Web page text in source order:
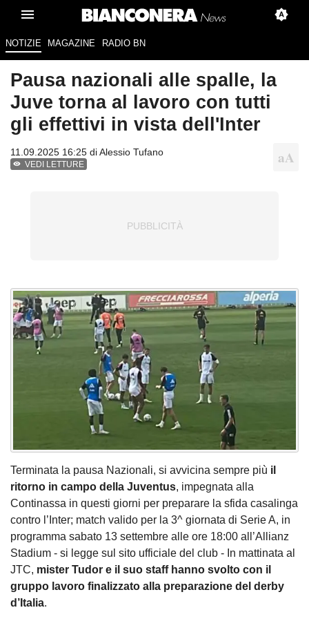
NOTIZIE MAGAZINE RADIO BN
Pausa nazionali alle spalle, la
Juve torna al lavoro con tutti
gli effettivi in vista dell'Inter
11.09.2025 16:25 diAlessio Tufano
VEDI LETTURE
Terminata la pausa Nazionali, si avvicina sempre più il
ritorno in campo della Juventus, impegnata alla
Continassa in questi giorni per preparare la sfida casalinga
contro l’Inter; match valido per la 3^ giornata di Serie A, in
programma sabato 13 settembre alle ore 18:00 all’Allianz
Stadium - si legge sul sito ufficiale del club - In mattinata al
JTC, mister Tudor e il suo staff hanno svolto con il
gruppo lavoro finalizzato alla preparazione del derby
d’Italia.